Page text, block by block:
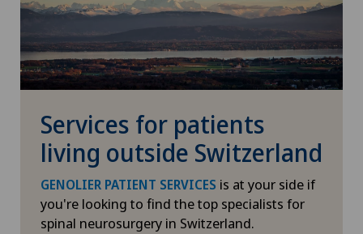
Services for patients
living outside Switzerland
GENOLIER PATIENT SERVICES is at your side if
you're looking to find the top specialists for
spinal neurosurgery in Switzerland.